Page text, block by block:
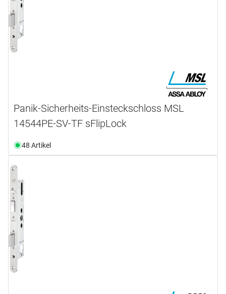
Panik-Sicherheits-Einsteckschloss MSL
14544PE-SV-TF sFlipLock
48 Artikel